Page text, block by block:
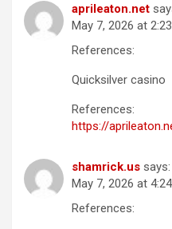
aprileaton.net
May 7, 2026 at
References:
Quicksilver casino
References:
https://
shamrick.us says:
May 7, 2026 at
References: